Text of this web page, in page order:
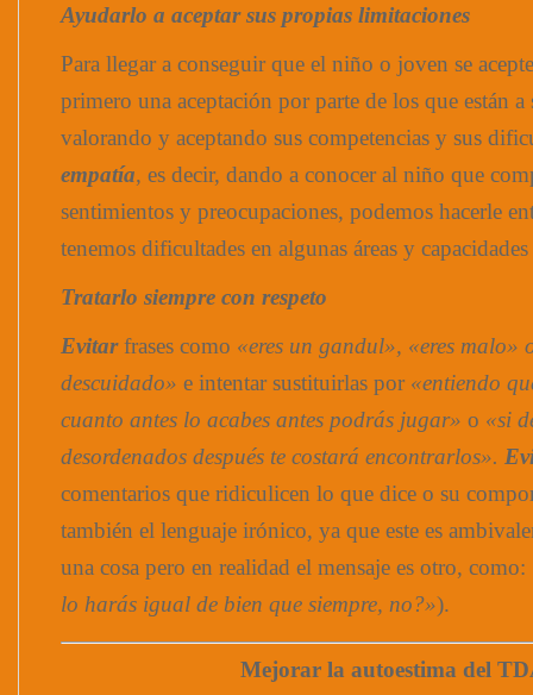
Ayudarlo a aceptar sus propias limitaciones
Para llegar a conseguir que el niño o joven se
primero una aceptación por parte de los que están a
valorando y aceptando sus competencias y sus
empatía, es decir, dando a conocer al niño que
sentimientos y preocupaciones, podemos hacerle
tenemos dificultades en algunas áreas y
Tratarlo siempre con respeto
Evitarfrases como «eres un gandul», «eres malo»
descuidado» e intentar sustituirlas por «entiendo
cuanto antes lo acabes antes podrás jugar» o «si
desordenados después te costará encontrarlos».
comentarios que ridiculicen lo que dice o su
también el lenguaje irónico, ya que este es
una cosa pero en realidad el mensaje es otro, como:
lo harás igual de bien que siempre, no?»).
Mejorar la autoestima del